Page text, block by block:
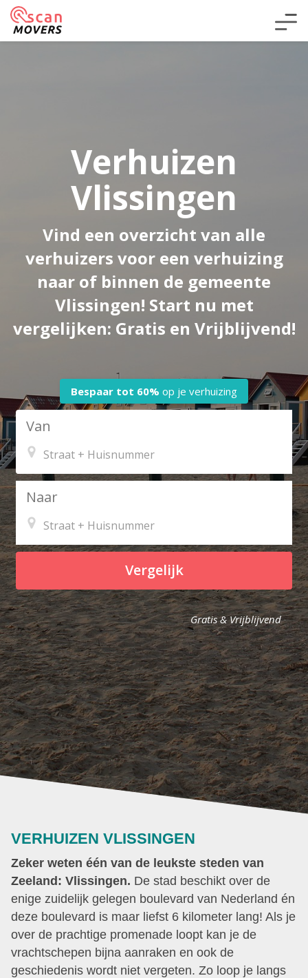
Verhuizen
Vlissingen
Vind een overzicht van alle
verhuizers voor een verhuizing
naar of binnen de gemeente
Vlissingen! Start nu met
vergelijken: Gratis en Vrijblijvend!
Bespaar tot 60% op je verhuizing
Van
Naar
Vergelijk
Gratis & Vrijblijvend
VERHUIZEN VLISSINGEN
Zeker weten één van de leukste steden van
Zeeland: Vlissingen. De stad beschikt over de
enige zuidelijk gelegen boulevard van Nederland én
deze boulevard is maar liefst 6 kilometer lang! Als je
over de prachtige promenade loopt kan je de
vrachtschepen bijna aanraken en ook de
geschiedenis wordt niet vergeten. Zo loop je langs